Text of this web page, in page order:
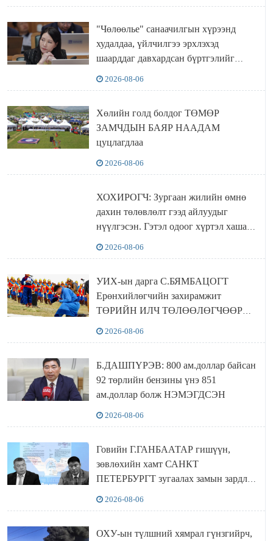
"Чөлөөлье" санаачилгын хүрээнд
худалдаа, үйлчилгээ эрхлэхэд
шаарддаг давхардсан бүртгэлийг
2026-08-06
Хөлийн голд болдог ТӨМӨР
ЗАМЧДЫН БАЯР НААДАМ
цуцлагдлаа
2026-08-06
ХОХИРОГЧ: Зургаан жилийн өмнө
дахин төлөвлөлт гээд айлуудыг
нүүлгэсэн. Гэтэл одоог хүртэл хашаа
2026-08-06
УИХ-ын дарга С.БЯМБАЦОГТ
Ерөнхийлөгчийн захирамжит
ТӨРИЙН ИЛЧ ТӨЛӨӨЛӨГЧӨӨР
2026-08-06
Б.ДАШПҮРЭВ: 800 ам.доллар байсан
92 төрлийн бензины үнэ 851
ам.доллар болж НЭМЭГДСЭН
2026-08-06
Говийн Г.ГАНБААТАР гишүүн,
зөвлөхийн хамт САНКТ
ПЕТЕРБУРГТ зугаалах замын зардлаа
2026-08-06
ОХУ-ын түлшний хямрал гүнзгийрч,